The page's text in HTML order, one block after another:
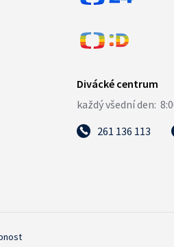
261 136 113